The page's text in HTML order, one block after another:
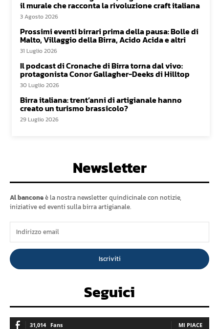
il murale che racconta la rivoluzione craft italiana
3 Agosto 2026
Prossimi eventi birrari prima della pausa: Bolle di
Malto, Villaggio della Birra, Acido Acida e altri
31 Luglio 2026
Il podcast di Cronache di Birra torna dal vivo:
protagonista Conor Gallagher-Deeks di Hilltop
30 Luglio 2026
Birra italiana: trent’anni di artigianale hanno
creato un turismo brassicolo?
29 Luglio 2026
Newsletter
Al banconeè la nostra newsletter quindicinale con notizie,
iniziative ed eventi sulla birra artigianale.
Iscriviti
Seguici
31,014 Fans MI PIACE